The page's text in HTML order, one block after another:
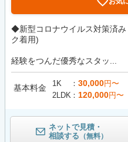
◆新型コロナウイルス対策済
ク着用)
経験をつんだ優秀なスタッ...
基本料金 1K 30,000円〜
2LDK
120,000円〜
ネットで見積・
相談する （無料）